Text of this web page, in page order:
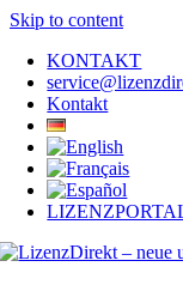
Skip to content
KONTAKT
Kontakt